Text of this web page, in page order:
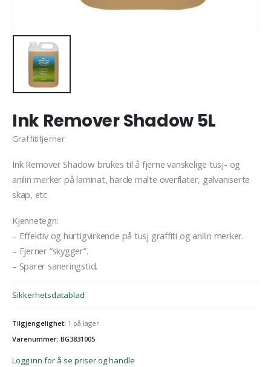
Ink Remover Shadow 5L
Graffitifjerner
Ink Remover Shadow brukes til å fjerne vanskelige tusj- og
anilin merker på laminat, harde malte overflater, galvaniserte
skap, etc.
Kjennetegn:
– Effektiv og hurtigvirkende på tusj graffiti og anilin merker.
– Fjerner ”skygger”.
– Sparer saneringstid.
Sikkerhetsdatablad
Tilgjengelighet: 1 på lager
Varenummer: BG3831005
Logg inn for å se priser og handle